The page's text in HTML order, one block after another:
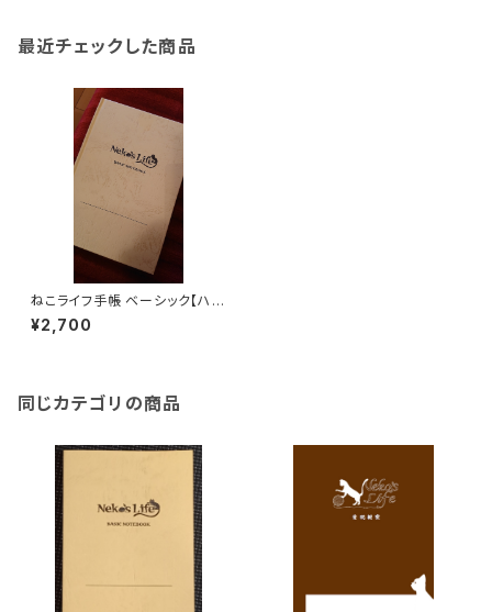
最近チェックした商品
ねこライフ手帳 ベーシック【ハー
ドカバー】（A5サイズ）
¥2,700
同じカテゴリの商品